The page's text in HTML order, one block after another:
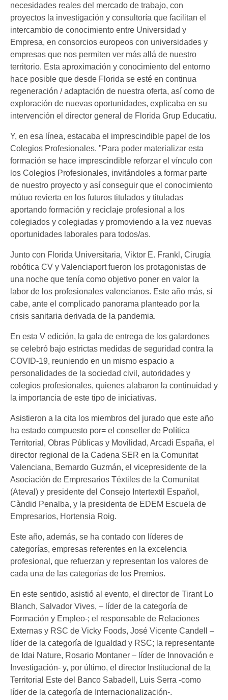
necesidades reales del mercado de trabajo, con
proyectos la investigación y consultoría que facilitan el
intercambio de conocimiento entre Universidad y
Empresa, en consorcios europeos con universidades y
empresas que nos permiten ver más allá de nuestro
territorio. Esta aproximación y conocimiento del entorno
hace posible que desde Florida se esté en continua
regeneración / adaptación de nuestra oferta, así como de
exploración de nuevas oportunidades, explicaba en su
intervención el director general de Florida Grup Educatiu.
Y, en esa línea, estacaba el imprescindible papel de los
Colegios Profesionales. "Para poder materializar esta
formación se hace imprescindible reforzar el vínculo con
los Colegios Profesionales, invitándoles a formar parte
de nuestro proyecto y así conseguir que el conocimiento
mútuo revierta en los futuros titulados y tituladas
aportando formación y reciclaje profesional a los
colegiados y colegiadas y promoviendo a la vez nuevas
oportunidades laborales para todos/as.
Junto con Florida Universitaria, Viktor E. Frankl, Cirugía
robótica CV y Valenciaport fueron los protagonistas de
una noche que tenía como objetivo poner en valor la
labor de los profesionales valencianos. Este año más, si
cabe, ante el complicado panorama planteado por la
crisis sanitaria derivada de la pandemia.
En esta V edición, la gala de entrega de los galardones
se celebró bajo estrictas medidas de seguridad contra la
COVID-19, reuniendo en un mismo espacio a
personalidades de la sociedad civil, autoridades y
colegios profesionales, quienes alabaron la continuidad y
la importancia de este tipo de iniciativas.
Asistieron a la cita los miembros del jurado que este año
ha estado compuesto por= el conseller de Política
Territorial, Obras Públicas y Movilidad, Arcadi España, el
director regional de la Cadena SER en la Comunitat
Valenciana, Bernardo Guzmán, el vicepresidente de la
Asociación de Empresarios Téxtiles de la Comunitat
(Ateval) y presidente del Consejo Intertextil Español,
Càndid Penalba, y la presidenta de EDEM Escuela de
Empresarios, Hortensia Roig.
Este año, además, se ha contado con líderes de
categorías, empresas referentes en la excelencia
profesional, que refuerzan y representan los valores de
cada una de las categorías de los Premios.
En este sentido, asistió al evento, el director de Tirant Lo
Blanch, Salvador Vives, – líder de la categoría de
Formación y Empleo-; el responsable de Relaciones
Externas y RSC de Vicky Foods, José Vicente Candell –
líder de la categoría de Igualdad y RSC; la representante
de Idai Nature, Rosario Montaner – líder de Innovación e
Investigación- y, por último, el director Institucional de la
Territorial Este del Banco Sabadell, Luis Serra -como
líder de la categoría de Internacionalización-.